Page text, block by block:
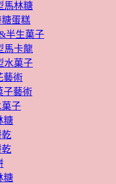
馬林糖
糖蛋糕
半生菓子
馬卡龍
水菓子
藝術
子藝術
菓子
糖
乾
乾
糖